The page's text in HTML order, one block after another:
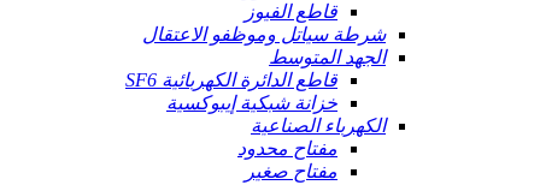
قاطع الفيوز
شرطة سياتل وموظفو الاعتقال
الجهد المتوسط
قاطع الدائرة الكهربائية SF6
خزانة شبكية إيبوكسية
الكهرباء الصناعية
مفتاح محدود
مفتاح صغير